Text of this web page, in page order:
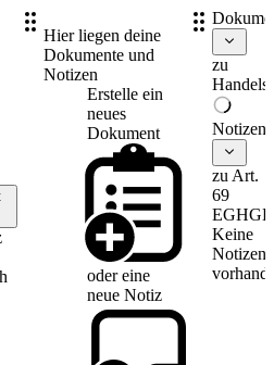
Hier liegen deine
Dokumente und
Notizen
Erstelle ein
neues
Dokument
oder eine
neue Notiz
zu
Notizen
zu Art.
69
EGHGB
Keine
Notizen